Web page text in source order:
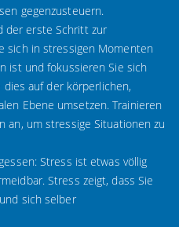
gegenzusteuern.
der erste Schritt zur
sich in stressigen Momenten
ist und fokussieren Sie sich
dies auf der körperlichen,
Ebene umsetzen. Trainieren
an, um stressige Situationen zu
Stress ist etwas völlig
Stress zeigt, dass Sie
sich selber